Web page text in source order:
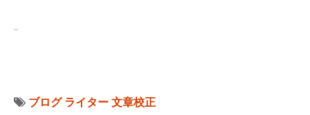
ブログ ライター 文章校正